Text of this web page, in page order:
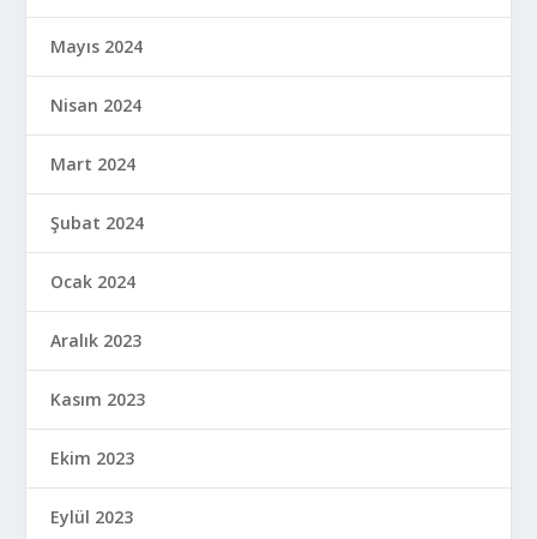
Mayıs 2024
Nisan 2024
Mart 2024
Şubat 2024
Ocak 2024
Aralık 2023
Kasım 2023
Ekim 2023
Eylül 2023